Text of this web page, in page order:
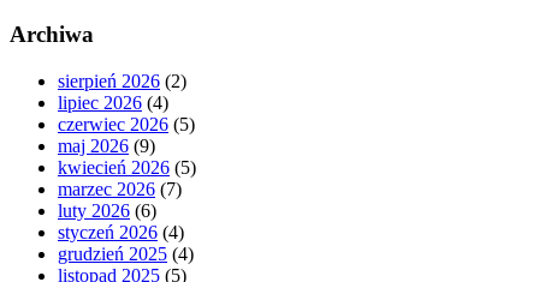
Archiwa
sierpień 2026 (2)
lipiec 2026 (4)
czerwiec 2026 (5)
maj 2026 (9)
kwiecień 2026 (5)
marzec 2026 (7)
luty 2026 (6)
styczeń 2026 (4)
grudzień 2025 (4)
listopad 2025 (5)